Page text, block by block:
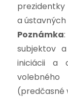
a
Poznámka
subjektov
iniciácii a
(predčasné